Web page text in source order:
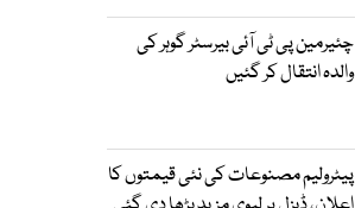
چئیرمین پی ٹی آئی بیرسٹر گوہر کی
والدہ انتقال کر گئیں
پیٹرولیم مصنوعات کی نئی قیمتوں کا